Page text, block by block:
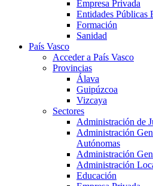
Empresa Privada
Entidades Públicas
Formación
Sanidad
País Vasco
Acceder a País Vasco
Provincias
Álava
Guipúzcoa
Vizcaya
Sectores
Administración de
Administración
Autónomas
Administración
Administración
Educación